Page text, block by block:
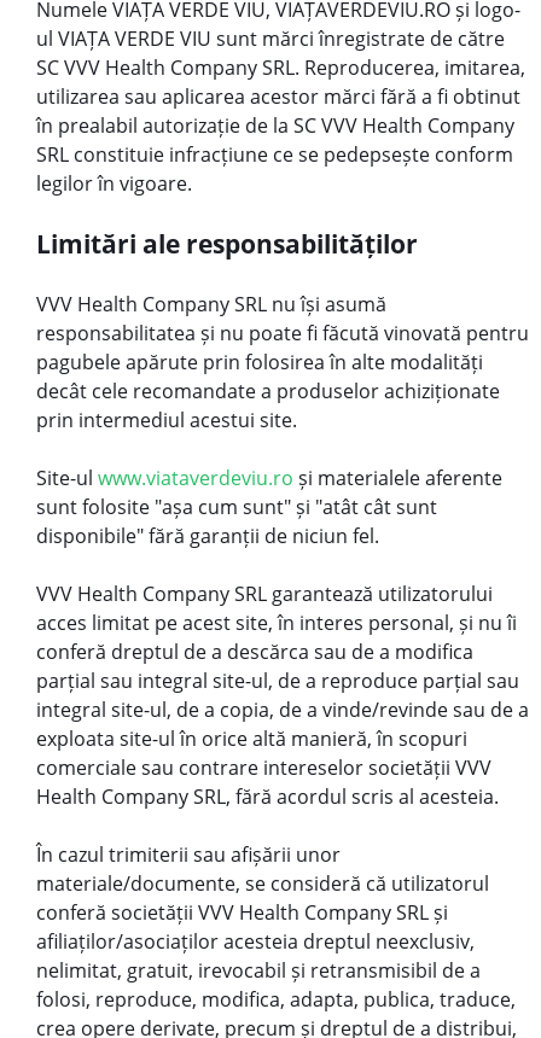
Numele VIAȚA VERDE VIU, VIAȚAVERDEVIU.RO și logo-
ul VIAȚA VERDE VIU sunt mărci înregistrate de către
SC VVV Health Company SRL. Reproducerea, imitarea,
utilizarea sau aplicarea acestor mărci fără a fi obtinut
în prealabil autorizație de la SC VVV Health Company
SRL constituie infracțiune ce se pedepsește conform
legilor în vigoare.
Limitări ale responsabilităților
VVV Health Company SRL nu își asumă
responsabilitatea și nu poate fi făcută vinovată pentru
pagubele apărute prin folosirea în alte modalități
decât cele recomandate a produselor achiziționate
prin intermediul acestui site.
Site-ul www.viataverdeviu.ro și materialele aferente
sunt folosite "așa cum sunt" și "atât cât sunt
disponibile" fără garanții de niciun fel.
VVV Health Company SRL garantează utilizatorului
acces limitat pe acest site, în interes personal, și nu îi
conferă dreptul de a descărca sau de a modifica
parțial sau integral site-ul, de a reproduce parțial sau
integral site-ul, de a copia, de a vinde/revinde sau de a
exploata site-ul în orice altă manieră, în scopuri
comerciale sau contrare intereselor societății VVV
Health Company SRL, fără acordul scris al acesteia.
În cazul trimiterii sau afișării unor
materiale/documente, se consideră că utilizatorul
conferă societății VVV Health Company SRL și
afiliaților/asociaților acesteia dreptul neexclusiv,
nelimitat, gratuit, irevocabil și retransmisibil de a
folosi, reproduce, modifica, adapta, publica, traduce,
crea opere derivate, precum și dreptul de a distribui,